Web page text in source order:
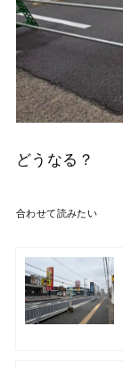
どうなる？
合わせて読みたい